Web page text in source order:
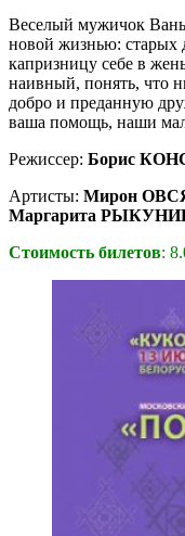
Веселый мужичок
новой жизнью: старых
капризницу себе в
наивный, понять, что
добро и преданную
ваша помощь, наши
Режиссер: Борис
Артисты: Мирон
Маргарита
Стоимость билетов: